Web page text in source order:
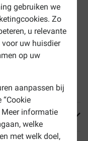
gebruiken we
Zo
u relevante
uw huisdier
op uw
aanpassen bij
Meer informatie
welke
met welk doel,
van spiermassa